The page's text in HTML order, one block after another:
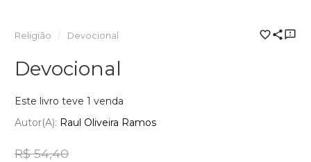
Religião Devocional
Devocional
Este livro teve 1 venda
Autor(a): Raul Oliveira Ramos
R$ 54,40